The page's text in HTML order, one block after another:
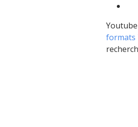
formats